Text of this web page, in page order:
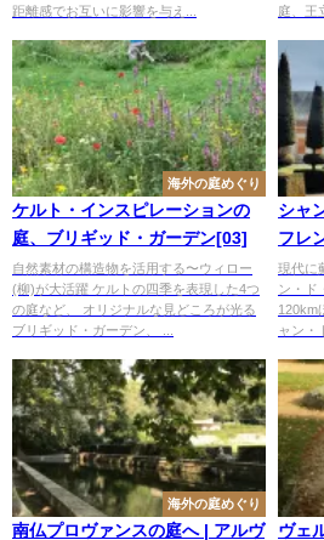
距離感でお互いに影響を与え...
庭、王
海外の庭めぐり
ケルト・インスピレーションの
庭、ブリギッド・ガーデン[03]
自然素材の構造物を活用する〜ウィロー
(柳)が大活躍 ケルトの四季を表現した4つ
の庭など、 オリジナルな見どころが光る
ブリギッド・ガーデン、 ...
シャ
フレ
現代に
ン・ド
120km
ャン・
海外の庭めぐり
南仏プロヴァンスの庭へ | アルヴ
ヴェ